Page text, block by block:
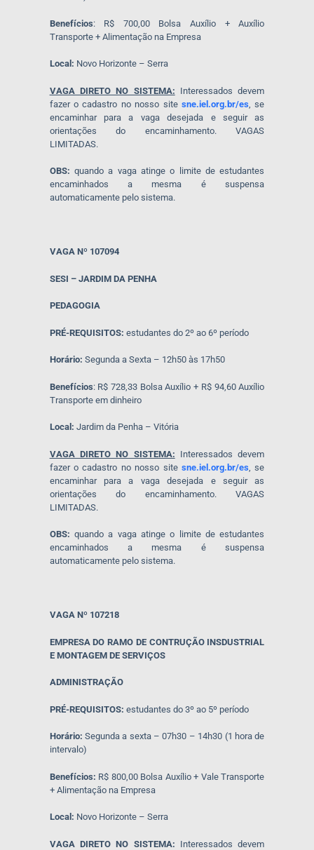
Benefícios: R$ 700,00 Bolsa Auxílio + Auxílio
Transporte + Alimentação na Empresa
Local: Novo Horizonte – Serra
VAGA DIRETO NO SISTEMA: Interessados devem
fazer o cadastro no nosso site sne.iel.org.br/es , se
encaminhar para a vaga desejada e seguir as
orientações do encaminhamento. VAGAS
LIMITADAS.
OBS: quando a vaga atinge o limite de estudantes
encaminhados a mesma é suspensa
automaticamente pelo sistema.
VAGA Nº 107094
SESI – JARDIM DA PENHA
PEDAGOGIA
PRÉ-REQUISITOS: estudantes do 2º ao 6º período
Horário: Segunda a Sexta – 12h50 às 17h50
Benefícios: R$ 728,33 Bolsa Auxílio + R$ 94,60 Auxílio
Transporte em dinheiro
Local: Jardim da Penha – Vitória
VAGA DIRETO NO SISTEMA: Interessados devem
fazer o cadastro no nosso site sne.iel.org.br/es , se
encaminhar para a vaga desejada e seguir as
orientações do encaminhamento. VAGAS
LIMITADAS.
OBS: quando a vaga atinge o limite de estudantes
encaminhados a mesma é suspensa
automaticamente pelo sistema.
VAGA Nº 107218
EMPRESA DO RAMO DE CONTRUÇÃO INSDUSTRIAL
E MONTAGEM DE SERVIÇOS
ADMINISTRAÇÃO
PRÉ-REQUISITOS: estudantes do 3º ao 5º período
Horário: Segunda a sexta – 07h30 – 14h30 (1 hora de
intervalo)
Benefícios: R$ 800,00 Bolsa Auxílio + Vale Transporte
+ Alimentação na Empresa
Local: Novo Horizonte – Serra
VAGA DIRETO NO SISTEMA: Interessados devem